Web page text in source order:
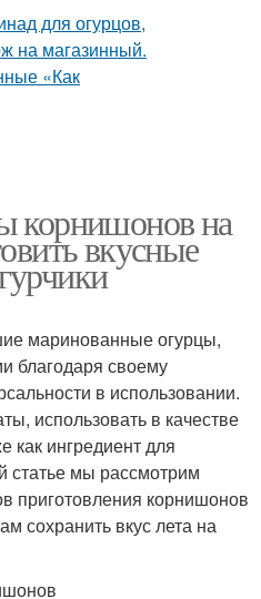
корнишонов на
вкусные
маринованные огурцы,
благодаря своему
в использовании.
использовать в качестве
как ингредиент для
статье мы рассмотрим
приготовления корнишонов
сохранить вкус лета на